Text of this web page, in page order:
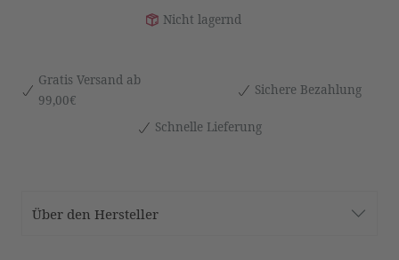
Nicht lagernd
Gratis Versand ab
99,00€
Sichere Bezahlung
Schnelle Lieferung
Über den Hersteller